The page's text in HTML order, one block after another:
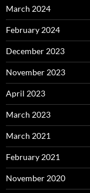
March 2024
February 2024
December 2023
November 2023
April 2023
March 2023
March 2021
February 2021
November 2020